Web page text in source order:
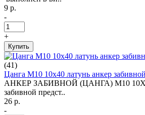
9 р.
-
+
Купить
(41)
Цанга М10 10х40 латунь анкер забивной
АНКЕР ЗАБИВНОЙ (ЦАНГА) М10
забивной предст..
26 р.
-